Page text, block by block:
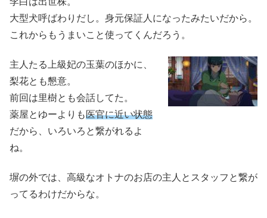
大型犬呼ばわりだし。身元保証人になったみたいだから。
これからもうまいこと使ってくんだろう。
主人たる上級妃の玉葉のほかに、
梨花とも懇意。
前回は里樹とも会話してた。
薬屋とゆーよりも医官に近い状態
だから、いろいろと繋がれるよ
ね。
塀の外では、高級なオトナのお店の主人とスタッフと繋が
ってるわけだからな。